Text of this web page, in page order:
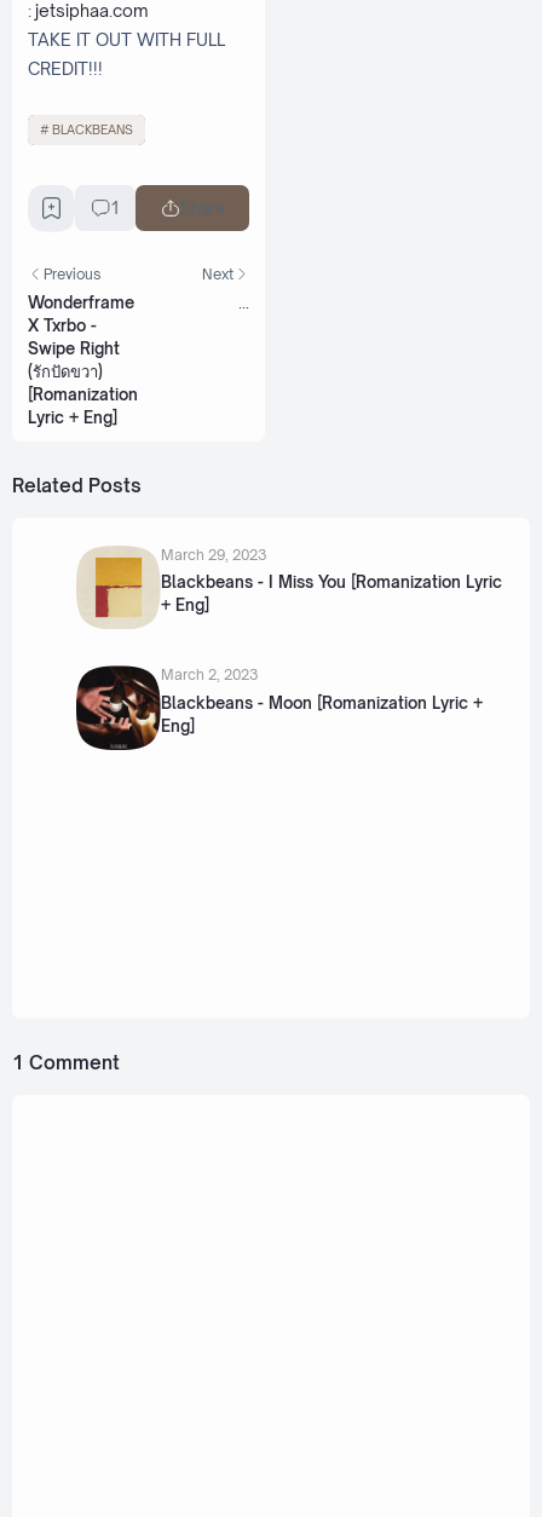
:jetsiphaa.com
TAKE IT OUT WITH FULL
CREDIT!!!
BLACKBEANS
1 Share
Previous
Wonderframe
X Txrbo -
Swipe Right
(รักปัดขวา)
[Romanization
Lyric + Eng]
Next
Related Posts
March 29, 2023
Blackbeans - I Miss You [Romanization Lyric
+ Eng]
March 2, 2023
Blackbeans - Moon [Romanization Lyric +
Eng]
1 Comment